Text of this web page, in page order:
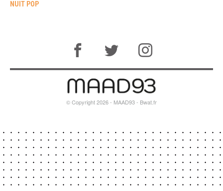
NUIT POP
© Copyright 2026 - MAAD93 - Bwat.fr